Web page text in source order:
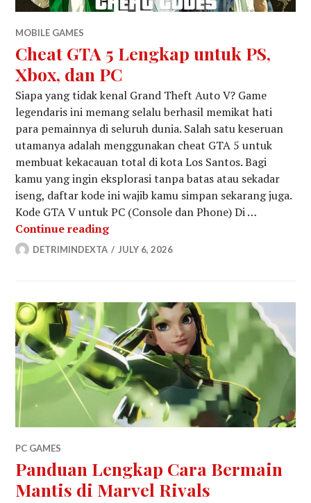
MOBILE GAMES
Cheat GTA 5 Lengkap untuk PS,
Xbox, dan PC
Siapa yang tidak kenal Grand Theft Auto V? Game
legendaris ini memang selalu berhasil memikat hati
para pemainnya di seluruh dunia. Salah satu keseruan
utamanya adalah menggunakan cheat GTA 5 untuk
membuat kekacauan total di kota Los Santos. Bagi
kamu yang ingin eksplorasi tanpa batas atau sekadar
iseng, daftar kode ini wajib kamu simpan sekarang juga.
Kode GTA V untuk PC (Console dan Phone) Di …
Continue readingCheat GTA 5 Lengkap untuk PS,
DETRIMINDEXTA JULY 6, 2026
PC GAMES
Panduan Lengkap Cara Bermain
Mantis di Marvel Rivals